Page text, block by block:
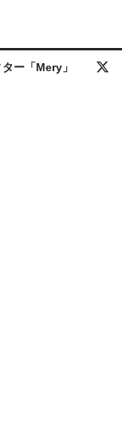
ー「Mery」